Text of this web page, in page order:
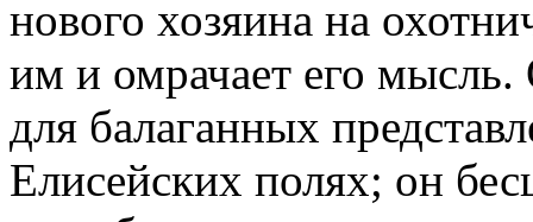
нового хозяина на
им и омрачает его
для балаганных
Елисейских полях; он